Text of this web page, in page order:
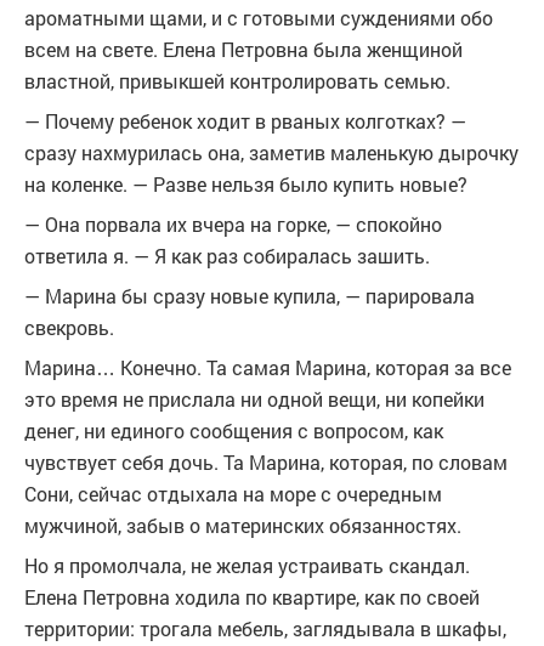
ароматными щами, и с готовыми суждениями обо
всем на свете. Елена Петровна была женщиной
властной, привыкшей контролировать семью.
— Почему ребенок ходит в рваных колготках? —
сразу нахмурилась она, заметив маленькую дырочку
на коленке. — Разве нельзя было купить новые?
— Она порвала их вчера на горке, — спокойно
ответила я. — Я как раз собиралась зашить.
— Марина бы сразу новые купила, — парировала
свекровь.
Марина… Конечно. Та самая Марина, которая за все
это время не прислала ни одной вещи, ни копейки
денег, ни единого сообщения с вопросом, как
чувствует себя дочь. Та Марина, которая, по словам
Сони, сейчас отдыхала на море с очередным
мужчиной, забыв о материнских обязанностях.
Но я промолчала, не желая устраивать скандал.
Елена Петровна ходила по квартире, как по своей
территории: трогала мебель, заглядывала в шкафы,